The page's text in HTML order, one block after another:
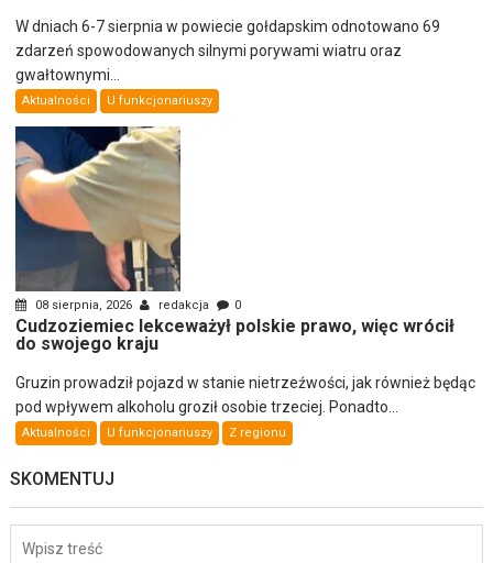
W dniach 6-7 sierpnia w powiecie gołdapskim odnotowano 69
zdarzeń spowodowanych silnymi porywami wiatru oraz
gwałtownymi...
Aktualności U funkcjonariuszy
08 sierpnia, 2026 redakcja 0
Cudzoziemiec lekceważył polskie prawo, więc wrócił
do swojego kraju
Gruzin prowadził pojazd w stanie nietrzeźwości, jak również będąc
pod wpływem alkoholu groził osobie trzeciej. Ponadto...
Aktualności U funkcjonariuszy Z regionu
SKOMENTUJ